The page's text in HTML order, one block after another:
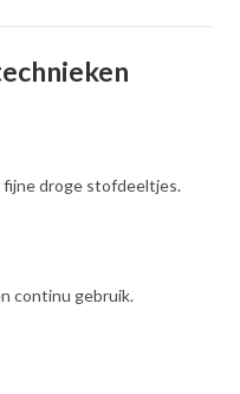
droge stofdeeltjes.
continu gebruik.